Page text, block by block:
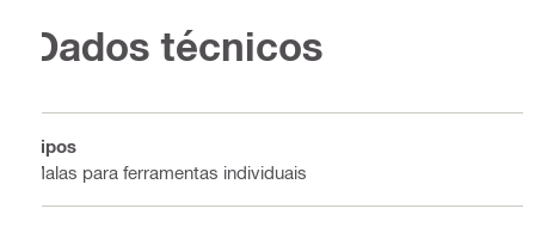
Dados técnicos
Tipos
Malas para ferramentas individuais